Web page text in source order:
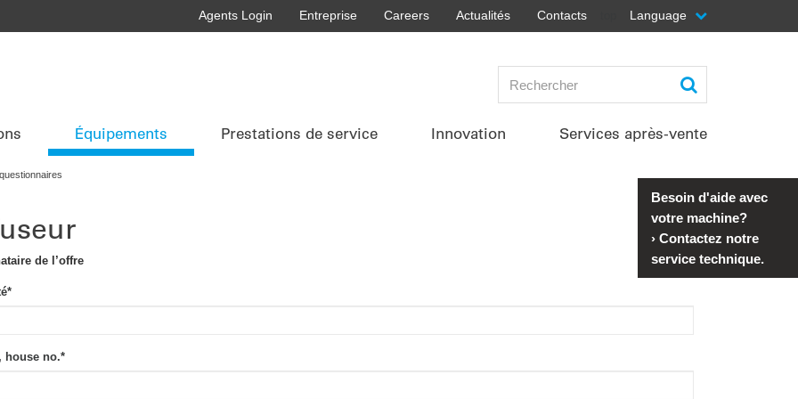
Agents Login Entreprise Careers Actualités Contacts Language
Équipements Prestations de service Innovation Services après-vente
de l’offre
*
house no.*
Besoin d'aide avec
votre machine?
› Contactez notre
service technique.